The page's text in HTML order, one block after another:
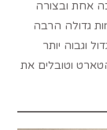
אחת ובצורה
גדולה הרבה
קצת גדול וגבוה יותר
וטובלים את